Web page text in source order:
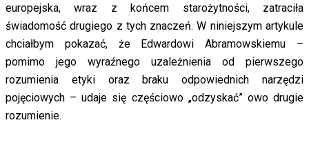
europejska, wraz z końcem starożytności, zatraciła
świadomość drugiego z tych znaczeń. W niniejszym artykule
chciałbym pokazać, że Edwardowi Abramowskiemu –
pomimo jego wyraźnego uzależnienia od pierwszego
rozumienia etyki oraz braku odpowiednich narzędzi
pojęciowych – udaje się częściowo „odzyskać” owo drugie
rozumienie.